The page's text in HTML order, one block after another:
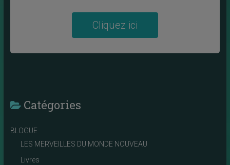
Cliquez ici
Catégories
BLOGUE
LES MERVEILLES DU MONDE NOUVEAU
Livres